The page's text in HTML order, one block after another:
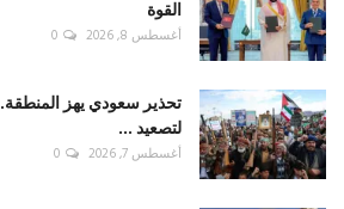
القوة
أغسطس 8, 2026 0
تحذير سعودي يهز
لتصعيد ...
أغسطس 7, 2026 0